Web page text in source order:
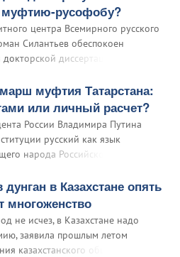
русофобу?
центра Всемирного русского
Силантьев обеспокоен
диссертации по
мусульман РФ (ДУМРФ,
Гайнутдин — EADaily).
муфтия Татарстана:
или личный расчет?
России Владимира Путина
русский как язык
народа Российской Федерации
в Казахстане опять
многоженство
не исчез, в Казахстане надо
заявила прошлым летом
казахстанского общества